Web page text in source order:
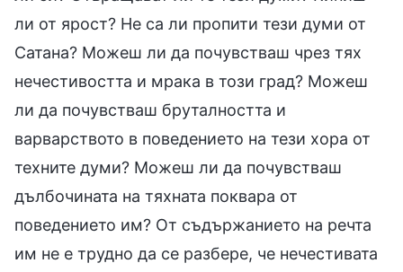
ли от ярост? Не са ли пропити тези думи от
Сатана? Можеш ли да почувстваш чрез тях
нечестивостта и мрака в този град? Можеш
ли да почувстваш бруталността и
варварството в поведението на тези хора от
техните думи? Можеш ли да почувстваш
дълбочината на тяхната поквара от
поведението им? От съдържанието на речта
им не е трудно да се разбере, че нечестивата